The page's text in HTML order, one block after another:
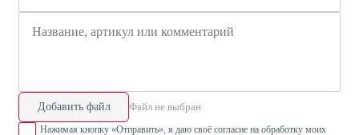
Добавить файл Файл не выбран
Нажимая кнопку «Отправить», я даю своё согласие на обработку моих